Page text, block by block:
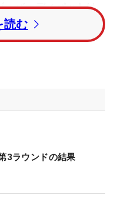
、バーディパットは
無念のパーに少し
て、4バーディ・4ボ
最終ホールのよう
。
読む
3ラウンドの結果